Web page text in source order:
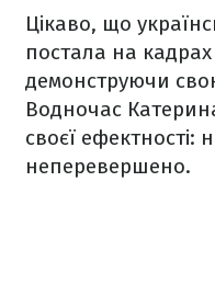
Цікаво, що
постала на кадрах
демонструючи
Водночас
своєї
неперевершено.